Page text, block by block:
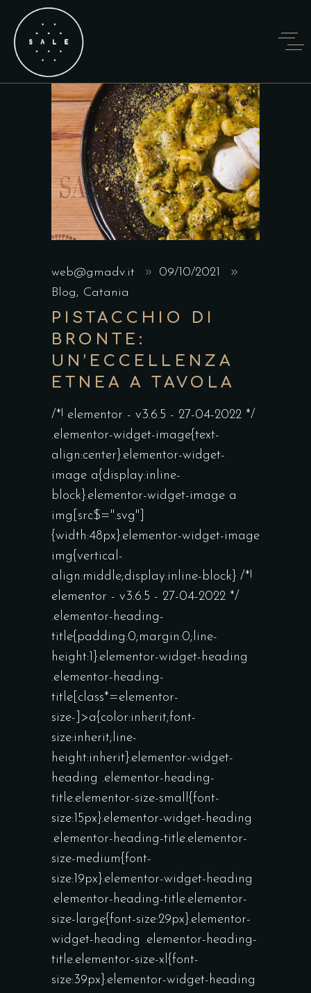
web@gmadv.it
09/10/2021
Blog, Catania
PISTACCHIO DI
BRONTE:
UN’ECCELLENZA
ETNEA A TAVOLA
/*! elementor - v3.6.5 - 27-04-2022 */
.elementor-widget-image{text-
align:center}.elementor-widget-
image a{display:inline-
block}.elementor-widget-image a
img[src$=".svg"]
{width:48px}.elementor-widget-image
img{vertical-
align:middle;display:inline-block} /*!
elementor - v3.6.5 - 27-04-2022 */
.elementor-heading-
title{padding:0;margin:0;line-
height:1}.elementor-widget-heading
.elementor-heading-
title[class*=elementor-
size-]>a{color:inherit;font-
size:inherit;line-
height:inherit}.elementor-widget-
heading .elementor-heading-
title.elementor-size-small{font-
size:15px}.elementor-widget-heading
.elementor-heading-title.elementor-
size-medium{font-
size:19px}.elementor-widget-heading
.elementor-heading-title.elementor-
size-large{font-size:29px}.elementor-
widget-heading .elementor-heading-
title.elementor-size-xl{font-
size:39px}.elementor-widget-heading